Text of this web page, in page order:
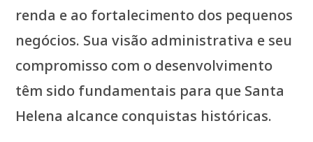
renda e ao fortalecimento dos pequenos
negócios. Sua visão administrativa e seu
compromisso com o desenvolvimento
têm sido fundamentais para que Santa
Helena alcance conquistas históricas.